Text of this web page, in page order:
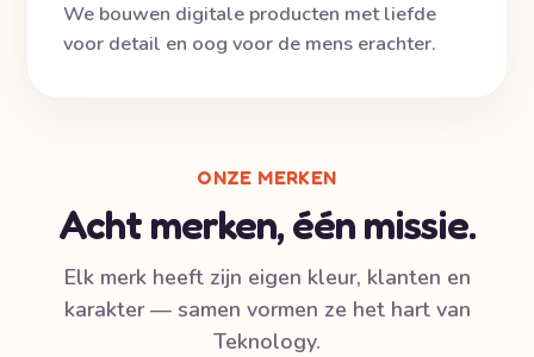
We bouwen digitale producten met liefde
voor detail en oog voor de mens erachter.
ONZE MERKEN
Acht merken, één missie.
Elk merk heeft zijn eigen kleur, klanten en
karakter — samen vormen ze het hart van
Teknology.